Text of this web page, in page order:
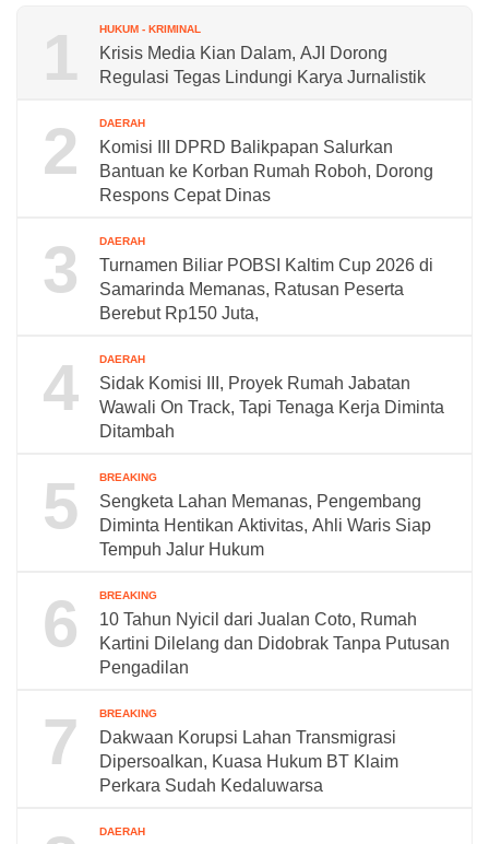
1 HUKUM - KRIMINAL
Krisis Media Kian Dalam, AJI Dorong
Regulasi Tegas Lindungi Karya Jurnalistik
2 DAERAH
Komisi III DPRD Balikpapan Salurkan
Bantuan ke Korban Rumah Roboh, Dorong
Respons Cepat Dinas
3 DAERAH
Turnamen Biliar POBSI Kaltim Cup 2026 di
Samarinda Memanas, Ratusan Peserta
Berebut Rp150 Juta,
4 DAERAH
Sidak Komisi III, Proyek Rumah Jabatan
Wawali On Track, Tapi Tenaga Kerja Diminta
Ditambah
5 BREAKING
Sengketa Lahan Memanas, Pengembang
Diminta Hentikan Aktivitas, Ahli Waris Siap
Tempuh Jalur Hukum
6 BREAKING
10 Tahun Nyicil dari Jualan Coto, Rumah
Kartini Dilelang dan Didobrak Tanpa Putusan
Pengadilan
7 BREAKING
Dakwaan Korupsi Lahan Transmigrasi
Dipersoalkan, Kuasa Hukum BT Klaim
Perkara Sudah Kedaluwarsa
DAERAH